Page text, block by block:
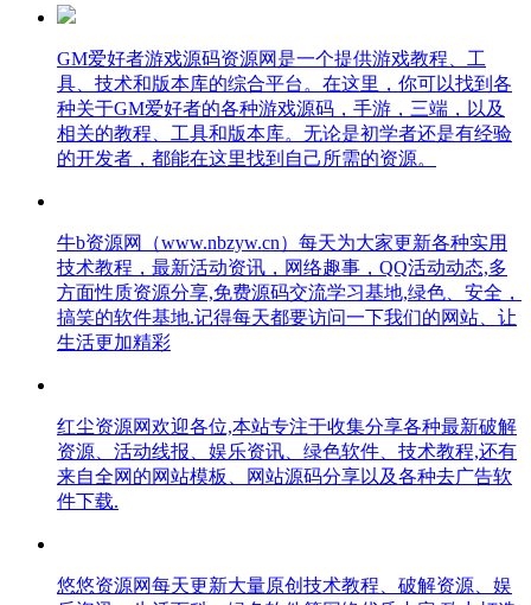
GM爱好者游戏源码资源网是一个提供游戏教程、工
具、技术和版本库的综合平台。在这里，你可以找到各
种关于GM爱好者的各种游戏源码，手游，三端，以及
相关的教程、工具和版本库。无论是初学者还是有经验
的开发者，都能在这里找到自己所需的资源。
牛b资源网（www.nbzyw.cn）每天为大家更新各种实用
技术教程，最新活动资讯，网络趣事，QQ活动动态,多
方面性质资源分享,免费源码交流学习基地,绿色、安全，
搞笑的软件基地.记得每天都要访问一下我们的网站、让
生活更加精彩
红尘资源网欢迎各位,本站专注于收集分享各种最新破解
资源、活动线报、娱乐资讯、绿色软件、技术教程,还有
来自全网的网站模板、网站源码分享以及各种去广告软
件下载.
悠悠资源网每天更新大量原创技术教程、破解资源、娱